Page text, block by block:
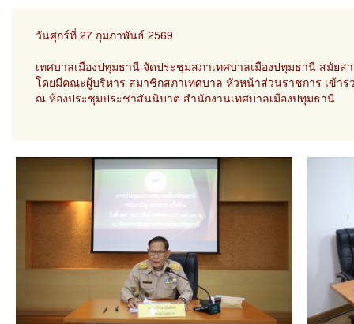
วันศุกร์ที่ 27 กุมภาพันธ์ 2569
เทศบาลเมืองปทุมธานี จัดประชุมสภาเทศบาลเมืองปทุมธานี สมัย
โดยมีคณะผู้บริหาร สมาชิกสภาเทศบาล หัวหน้าส่วนราชการ เข้าร่
ณ ห้องประชุมประชาสันนิบาต สำนักงานเทศบาลเมืองปทุมธานี